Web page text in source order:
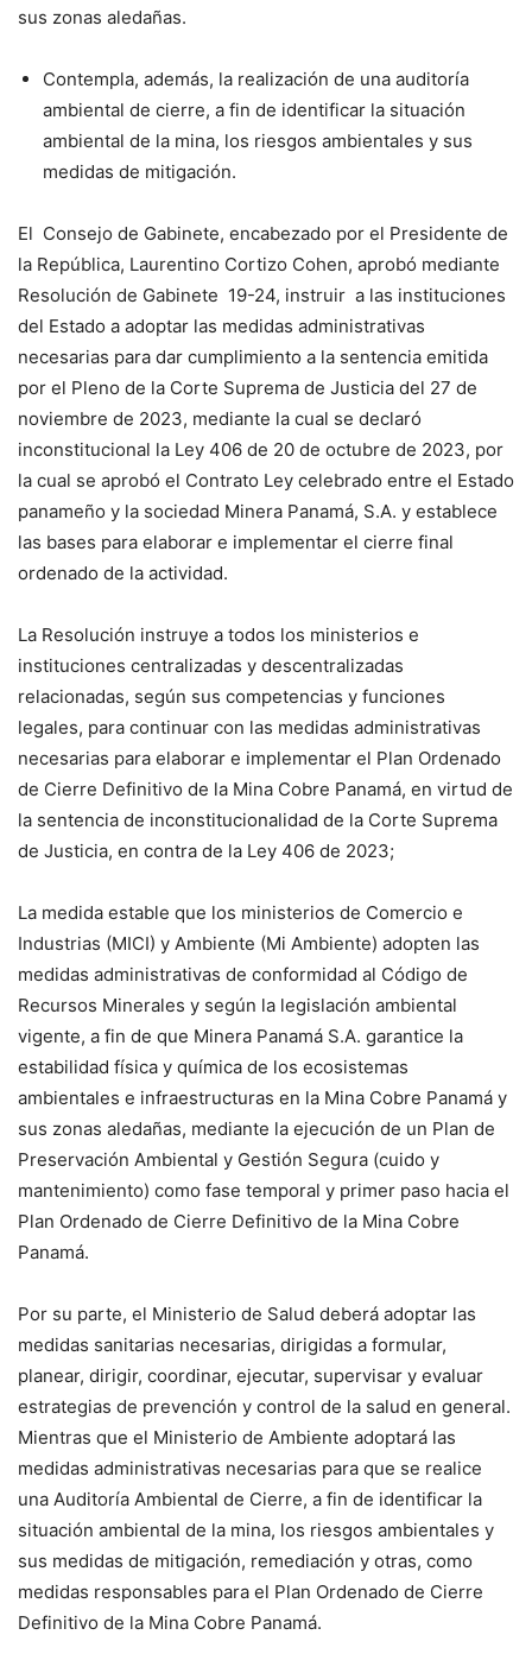
sus zonas aledañas.
Contempla, además, la realización de una auditoría
ambiental de cierre, a fin de identificar la situación
ambiental de la mina, los riesgos ambientales y sus
medidas de mitigación.
El Consejo de Gabinete, encabezado por el Presidente de
la República, Laurentino Cortizo Cohen, aprobó mediante
Resolución de Gabinete 19-24, instruir a las instituciones
del Estado a adoptar las medidas administrativas
necesarias para dar cumplimiento a la sentencia emitida
por el Pleno de la Corte Suprema de Justicia del 27 de
noviembre de 2023, mediante la cual se declaró
inconstitucional la Ley 406 de 20 de octubre de 2023, por
la cual se aprobó el Contrato Ley celebrado entre el Estado
panameño y la sociedad Minera Panamá, S.A. y establece
las bases para elaborar e implementar el cierre final
ordenado de la actividad.
La Resolución instruye a todos los ministerios e
instituciones centralizadas y descentralizadas
relacionadas, según sus competencias y funciones
legales, para continuar con las medidas administrativas
necesarias para elaborar e implementar el Plan Ordenado
de Cierre Definitivo de la Mina Cobre Panamá, en virtud de
la sentencia de inconstitucionalidad de la Corte Suprema
de Justicia, en contra de la Ley 406 de 2023;
La medida estable que los ministerios de Comercio e
Industrias (MICI) y Ambiente (Mi Ambiente) adopten las
medidas administrativas de conformidad al Código de
Recursos Minerales y según la legislación ambiental
vigente, a fin de que Minera Panamá S.A. garantice la
estabilidad física y química de los ecosistemas
ambientales e infraestructuras en la Mina Cobre Panamá y
sus zonas aledañas, mediante la ejecución de un Plan de
Preservación Ambiental y Gestión Segura (cuido y
mantenimiento) como fase temporal y primer paso hacia el
Plan Ordenado de Cierre Definitivo de la Mina Cobre
Panamá.
Por su parte, el Ministerio de Salud deberá adoptar las
medidas sanitarias necesarias, dirigidas a formular,
planear, dirigir, coordinar, ejecutar, supervisar y evaluar
estrategias de prevención y control de la salud en general.
Mientras que el Ministerio de Ambiente adoptará las
medidas administrativas necesarias para que se realice
una Auditoría Ambiental de Cierre, a fin de identificar la
situación ambiental de la mina, los riesgos ambientales y
sus medidas de mitigación, remediación y otras, como
medidas responsables para el Plan Ordenado de Cierre
Definitivo de la Mina Cobre Panamá.